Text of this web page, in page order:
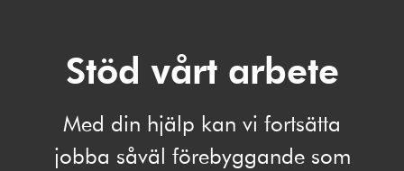
Stöd vårt arbete
Med din hjälp kan vi fortsätta
jobba såväl förebyggande som